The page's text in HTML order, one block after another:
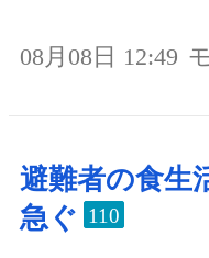
08月08日 12:49
避難者の食生
急ぐ 110